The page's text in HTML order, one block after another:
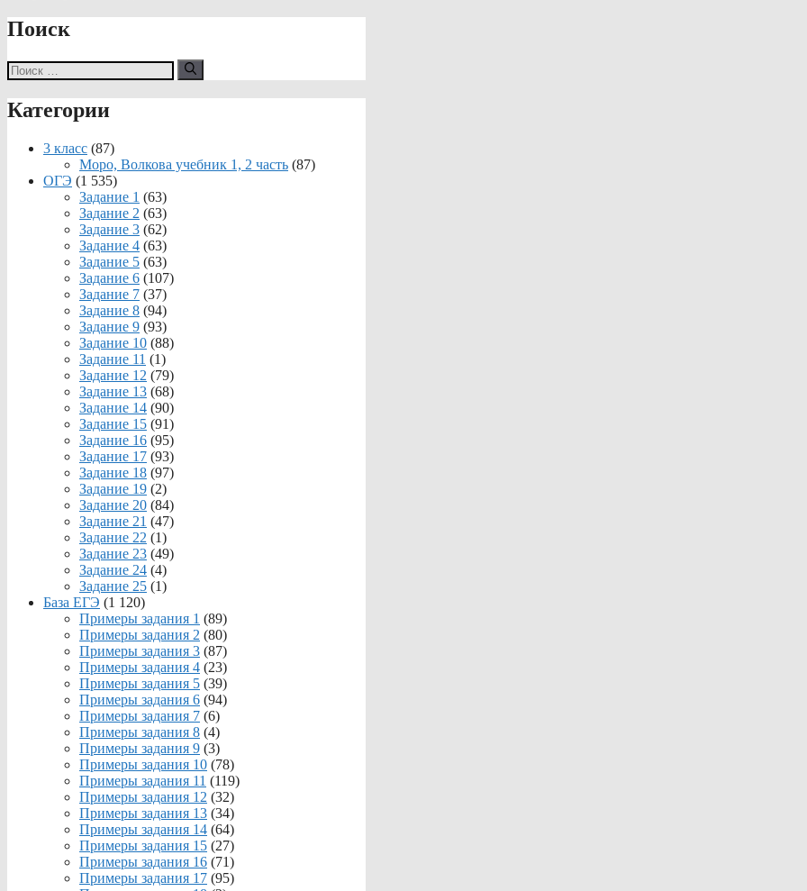
Поиск
Поиск:
Категории
3 класс (87)
Моро, Волкова учебник 1, 2 часть (87)
ОГЭ (1 535)
Задание 1 (63)
Задание 2 (63)
Задание 3 (62)
Задание 4 (63)
Задание 5 (63)
Задание 6 (107)
Задание 7 (37)
Задание 8 (94)
Задание 9 (93)
Задание 10 (88)
Задание 11 (1)
Задание 12 (79)
Задание 13 (68)
Задание 14 (90)
Задание 15 (91)
Задание 16 (95)
Задание 17 (93)
Задание 18 (97)
Задание 19 (2)
Задание 20 (84)
Задание 21 (47)
Задание 22 (1)
Задание 23 (49)
Задание 24 (4)
Задание 25 (1)
База ЕГЭ (1 120)
Примеры задания 1 (89)
Примеры задания 2 (80)
Примеры задания 3 (87)
Примеры задания 4 (23)
Примеры задания 5 (39)
Примеры задания 6 (94)
Примеры задания 7 (6)
Примеры задания 8 (4)
Примеры задания 9 (3)
Примеры задания 10 (78)
Примеры задания 11 (119)
Примеры задания 12 (32)
Примеры задания 13 (34)
Примеры задания 14 (64)
Примеры задания 15 (27)
Примеры задания 16 (71)
Примеры задания 17 (95)